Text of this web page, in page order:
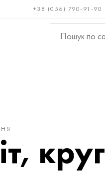
+38 (056) 790-91-90
Кольорові
метали
круг